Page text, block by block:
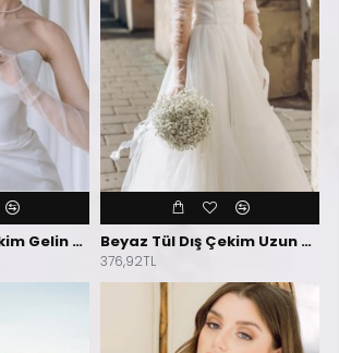
Beyaz Tül Dış Çekim Gelin Eldiveni Beyaz Tül Dış Çekim Uzun Gelinlik Eldiveni
376,92TL